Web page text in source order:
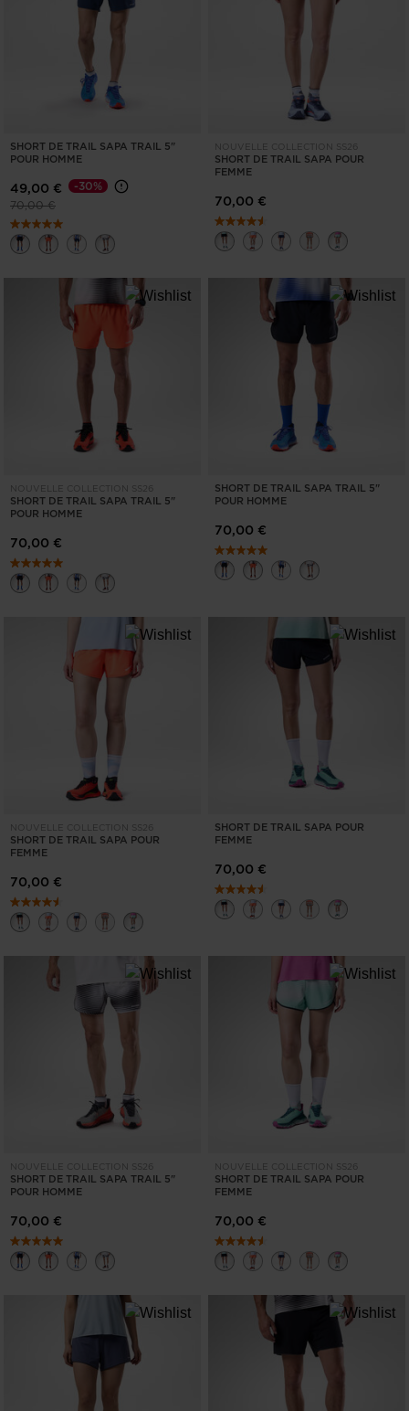
EFFACER
SHORT DE TRAIL SAPA TRAIL 5"
POUR HOMME
49,00 €
Prix réduit de
70,00 €à
-30%
NOUVELLE COLLECTION SS26
SHORT DE TRAIL SAPA POUR
FEMME
70,00 €
NOUVELLE COLLECTION SS26
SHORT DE TRAIL SAPA TRAIL 5"
POUR HOMME
70,00 €
SHORT DE TRAIL SAPA TRAIL 5"
POUR HOMME
70,00 €
NOUVELLE COLLECTION SS26
SHORT DE TRAIL SAPA POUR
FEMME
70,00 €
SHORT DE TRAIL SAPA POUR
FEMME
70,00 €
NOUVELLE COLLECTION SS26
SHORT DE TRAIL SAPA TRAIL 5"
POUR HOMME
70,00 €
NOUVELLE COLLECTION SS26
SHORT DE TRAIL SAPA POUR
FEMME
70,00 €